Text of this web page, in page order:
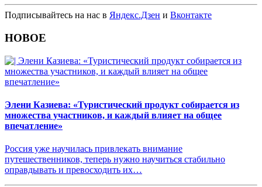
Подписывайтесь на нас в Яндекс.Дзен и Вконтакте
НОВОЕ
Элени Казиева: «Туристический продукт собирается из
множества участников, и каждый влияет на общее
впечатление»
Россия уже научилась привлекать внимание
путешественников, теперь нужно научиться стабильно
оправдывать и превосходить их…